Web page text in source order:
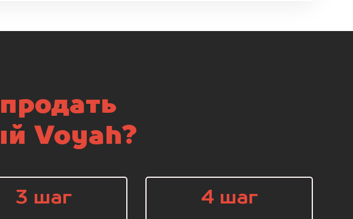
Voyah?
3 шаг 4 шаг